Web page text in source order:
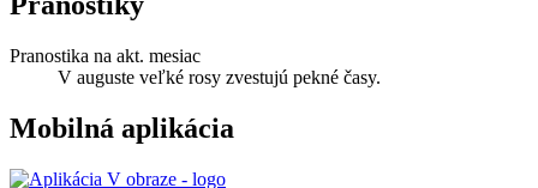
Pranostika na akt. mesiac
V auguste veľké rosy zvestujú pekné časy.
Mobilná aplikácia